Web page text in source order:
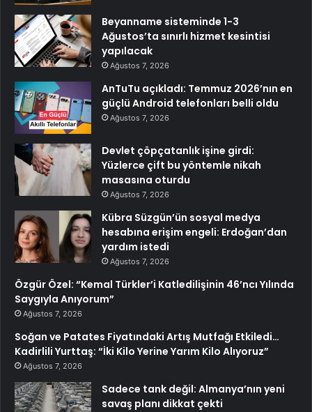
Beyanname sisteminde 1-3
Ağustos’ta sınırlı hizmet kesintisi
yapılacak
Ağustos 7, 2026
AnTuTu açıkladı: Temmuz 2026’nın en
güçlü Android telefonları belli oldu
Ağustos 7, 2026
Devlet çöpçatanlık işine girdi:
Yüzlerce çift bu yöntemle nikah
masasına oturdu
Ağustos 7, 2026
Kübra Süzgün’ün sosyal medya
hesabına erişim engeli: Erdoğan’dan
yardım istedi
Ağustos 7, 2026
Özgür Özel: “Kemal Türkler’i Katledilişinin 46’ncı Yılında
Saygıyla Anıyorum”
Ağustos 7, 2026
Soğan ve Patates Fiyatındaki Artış Mutfağı Etkiledi…
Kadirlili Yurttaş: “İki Kilo Yerine Yarım Kilo Alıyoruz”
Ağustos 7, 2026
Sadece tank değil: Almanya’nın yeni
savaş planı dikkat çekti